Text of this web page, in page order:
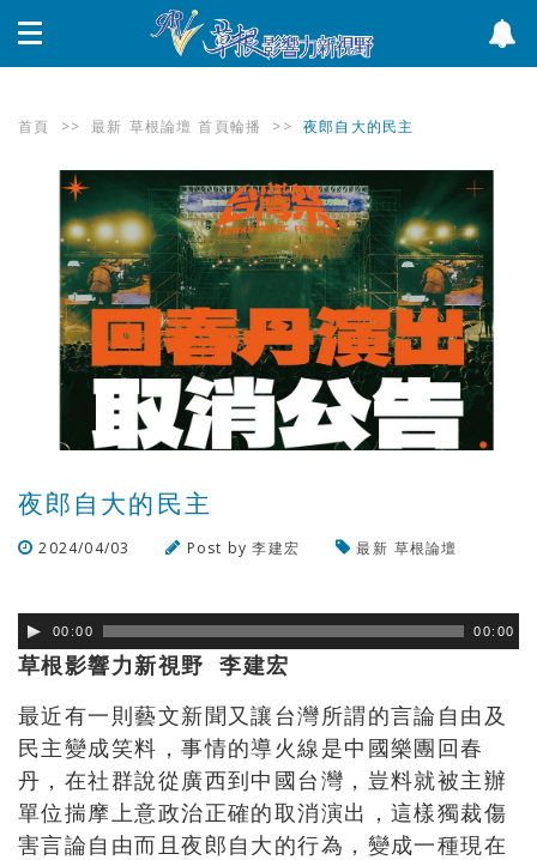
首頁 >> 最新 草根論壇 首頁輪播 >> 夜郎自大的民主
夜郎自大的民主
2024/04/03 Post by李建宏 最新 草根論壇
00:00 00:00
草根影響力新視野 李建宏
最近有一則藝文新聞又讓台灣所謂的言論自由及
民主變成笑料，事情的導火線是中國樂團回春
丹，在社群說從廣西到中國台灣， 豈料就被主辦
單位揣摩上意政治正確的取消演出，這樣獨裁傷
害言論自由而且夜郎自大的行為， 變成一種現在